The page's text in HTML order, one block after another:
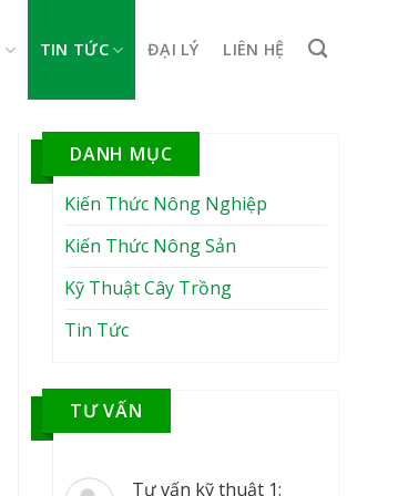
TIN TỨC ĐẠI LÝ LIÊN HỆ
DANH MỤC
Kiến Thức Nông Nghiệp
Kiến Thức Nông Sản
Kỹ Thuật Cây Trồng
Tin Tức
TƯ VẤN
Tư vấn kỹ thuật 1: